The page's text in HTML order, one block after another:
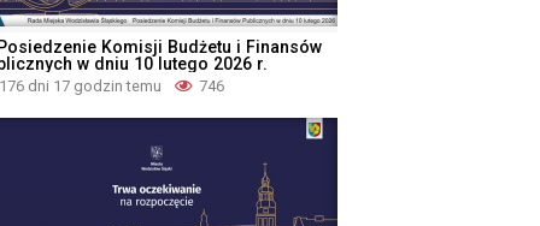
Komisji Budżetu i Finansów
w dniu 10 lutego 2026 r.
176 dni 17 godzin temu 746